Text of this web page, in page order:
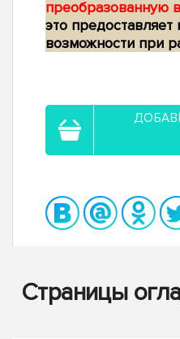
преобразованную
это предоставляет
возможности при
Страницы